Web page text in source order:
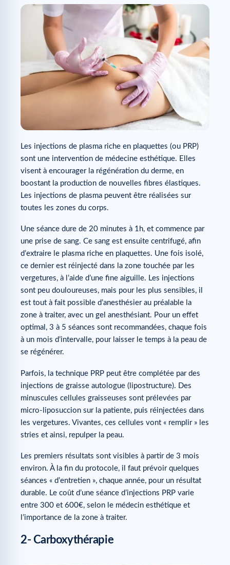
Les injections de plasma riche en plaquettes (ou PRP)
sont une intervention de médecine esthétique. Elles
visent à encourager la régénération du derme, en
boostant la production de nouvelles fibres élastiques.
Les injections de plasma peuvent être réalisées sur
toutes les zones du corps.
Une séance dure de 20 minutes à 1h, et commence par
une prise de sang. Ce sang est ensuite centrifugé, afin
d’extraire le plasma riche en plaquettes. Une fois isolé,
ce dernier est réinjecté dans la zone touchée par les
vergetures, à l’aide d’une fine aiguille. Les injections
sont peu douloureuses, mais pour les plus sensibles, il
est tout à fait possible d’anesthésier au préalable la
zone à traiter, avec un gel anesthésiant. Pour un effet
optimal, 3 à 5 séances sont recommandées, chaque fois
à un mois d’intervalle, pour laisser le temps à la peau de
se régénérer.
Parfois, la technique PRP peut être complétée par des
injections de graisse autologue (lipostructure). Des
minuscules cellules graisseuses sont prélevées par
micro-liposuccion sur la patiente, puis réinjectées dans
les vergetures. Vivantes, ces cellules vont « remplir » les
stries et ainsi, repulper la peau.
Les premiers résultats sont visibles à partir de 3 mois
environ. À la fin du protocole, il faut prévoir quelques
séances « d’entretien », chaque année, pour un résultat
durable. Le coût d’une séance d’injections PRP varie
entre 300 et 600€, selon le médecin esthétique et
l’importance de la zone à traiter.
2- Carboxythérapie